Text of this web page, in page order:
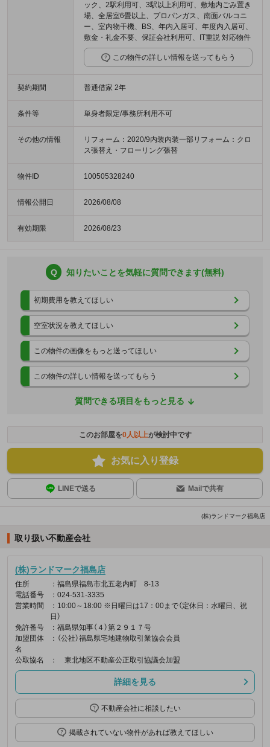
ック、2駅利用可、3駅以上利用可、敷地内ごみ置き
場、全居室6畳以上、プロパンガス、南面バルコニ
ー、室内物干機、BS、年内入居可、年度内入居可、
敷金・礼金不要、保証会社利用可、IT重説 対応物件
この物件の詳しい情報を送ってもらう
契約期間 普通借家 2年
条件等 単身者限定/事務所利用不可
その他の情報
リフォーム：2020/9内装内装一部リフォーム：クロ
ス張替え・フローリング張替
物件ID 100505328240
情報公開日 2026/08/08
有効期限 2026/08/23
Q 知りたいことを気軽に質問できます(無料)
初期費用を教えてほしい
空室状況を教えてほしい
この物件の画像をもっと送ってほしい
この物件の詳しい情報を送ってもらう
質問できる項目をもっと見る
このお部屋を0人以上が検討中です
お気に入り登録
LINEで送る Mailで共有
(株)ランドマーク福島店
取り扱い不動産会社
(株)ランドマーク福島店
住所
：福島県福島市北五老内町 8-13
電話番号
：024-531-3335
営業時間
：10:00～18:00 ※日曜日は17：00まで（定休日：水曜日、祝
日）
免許番号
：福島県知事（４）第２９１７号
加盟団体
名
：（公社）福島県宅地建物取引業協会会員
公取協名 ： 東北地区不動産公正取引協議会加盟
詳細を見る
不動産会社に相談したい
掲載されていない物件があれば教えてほしい